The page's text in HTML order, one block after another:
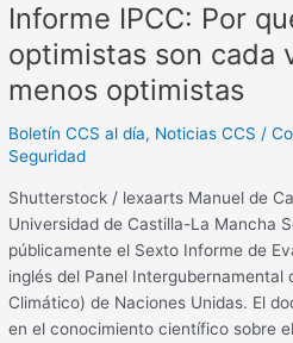
Informe IPCC: Por
optimistas son cada
menos optimistas
Boletín CCS al día, Noticias CCS /
Seguridad
Shutterstock / lexaarts Manuel de
Universidad de Castilla-La Mancha
públicamente el Sexto Informe de
inglés del Panel Intergubernamental
Climático) de Naciones Unidas. El
en el conocimiento científico sobre